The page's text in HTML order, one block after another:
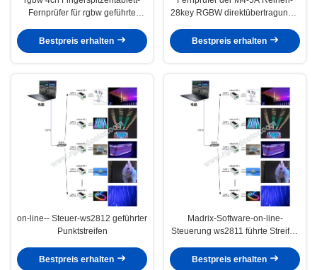
Fernprüfer für rgbw geführte
Bestpreis erhalten
28key RGBW direktübertragungs-
Bestpreis erhalten
on-line-- Steuer-ws2812 geführter
Punktstreifen
Bestpreis erhalten
Madrix-Software-on-line-
Steuerung ws2811 führte Streifen
Bestpreis erhalten